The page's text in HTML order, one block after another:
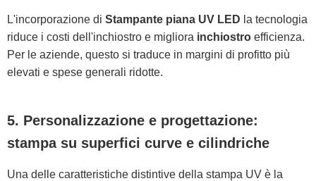
L'incorporazione di Stampante piana UV LED la tecnologia
riduce i costi dell'inchiostro e migliora inchiostro efficienza.
Per le aziende, questo si traduce in margini di profitto più
elevati e spese generali ridotte.
5. Personalizzazione e progettazione:
stampa su superfici curve e cilindriche
Una delle caratteristiche distintive della stampa UV è la